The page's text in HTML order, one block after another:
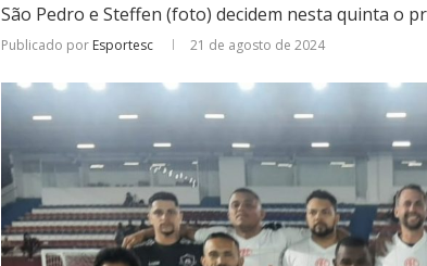
São Pedro e Steffen (foto) decidem nesta quinta o
Publicado por Esportesc 21 de agosto de 2024